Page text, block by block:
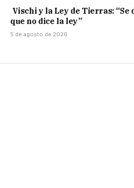
Vischi y la Ley de Tierras: “Se
que no dice la ley”
5 de agosto de 2026